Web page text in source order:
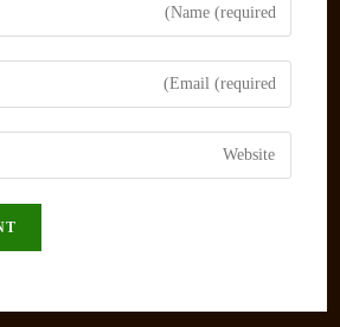
your
name
comment
Enter
your
email
address
Enter
your